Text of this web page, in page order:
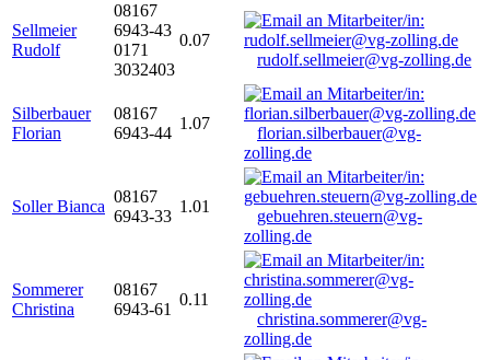
Sellmeier
Rudolf
08167
6943-43
0171
3032403
0.07
rudolf.sellmeier@vg-zolling.de
Silberbauer
Florian
08167
6943-44
1.07
florian.silberbauer@vg-
zolling.de
Soller Bianca
08167
6943-33
1.01
gebuehren.steuern@vg-
zolling.de
Sommerer
Christina
08167
6943-61
0.11
christina.sommerer@vg-
zolling.de